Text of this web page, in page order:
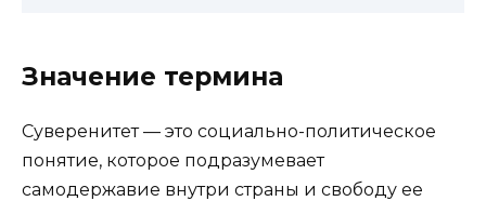
Значение термина
Суверенитет — это социально-политическое
понятие, которое подразумевает
самодержавие внутри страны и свободу ее